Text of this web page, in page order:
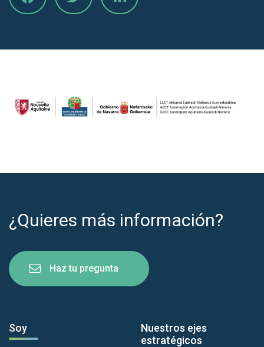
¿Quieres más información?
Haz tu pregunta
Soy
Nuestros ejes
estratégicos